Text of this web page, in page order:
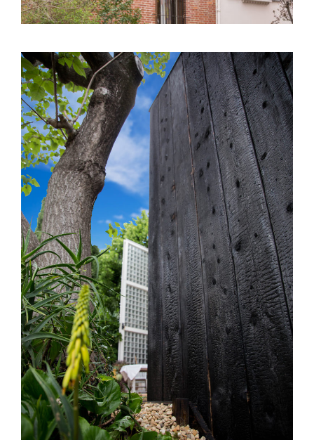
Saint Georges d’Orques (34) – Extension
– E01